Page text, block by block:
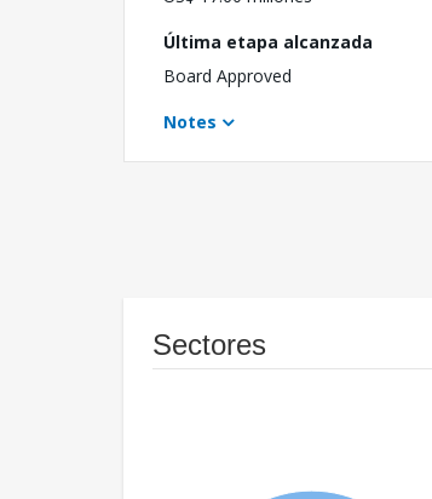
Última etapa alcanzada
Board Approved
Notes
Sectores